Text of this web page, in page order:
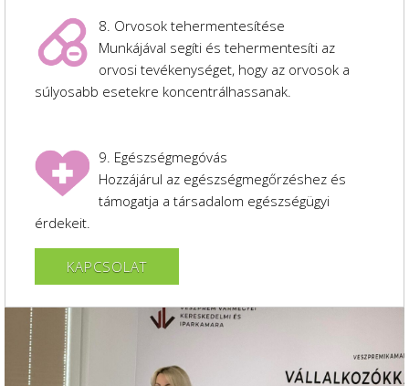
8. Orvosok tehermentesítése
Munkájával segíti és tehermentesíti az
orvosi tevékenységet, hogy az orvosok a
súlyosabb esetekre koncentrálhassanak.
9. Egészségmegóvás
Hozzájárul az egészségmegőrzéshez és
támogatja a társadalom egészségügyi
érdekeit.
KAPCSOLAT